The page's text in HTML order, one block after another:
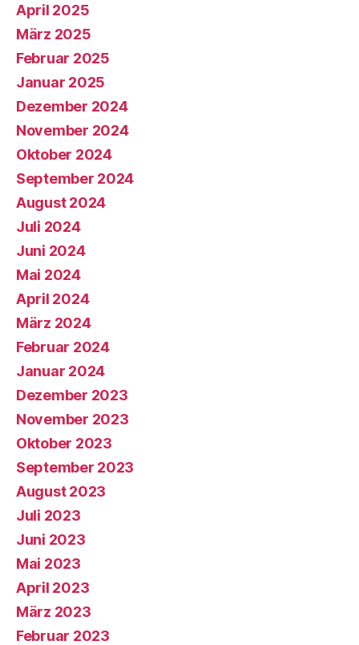
April 2025
März 2025
Februar 2025
Januar 2025
Dezember 2024
November 2024
Oktober 2024
September 2024
August 2024
Juli 2024
Juni 2024
Mai 2024
April 2024
März 2024
Februar 2024
Januar 2024
Dezember 2023
November 2023
Oktober 2023
September 2023
August 2023
Juli 2023
Juni 2023
Mai 2023
April 2023
März 2023
Februar 2023